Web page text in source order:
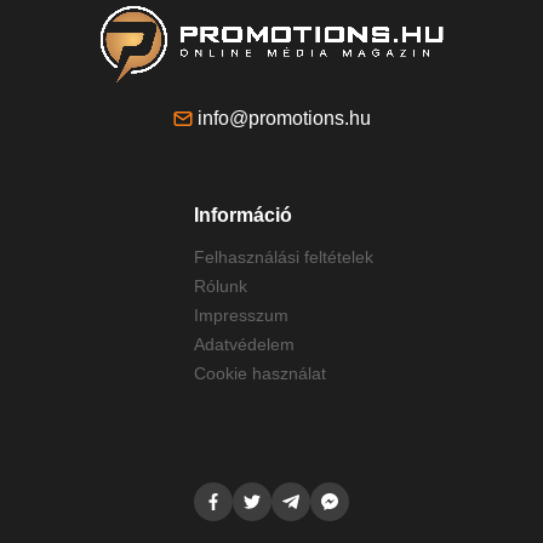
info@promotions.hu
Információ
Felhasználási feltételek
Rólunk
Impresszum
Adatvédelem
Cookie használat